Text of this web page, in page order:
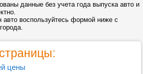
данные без учета года выпуска авто и
авто воспользуйтесь формой ниже с
цены